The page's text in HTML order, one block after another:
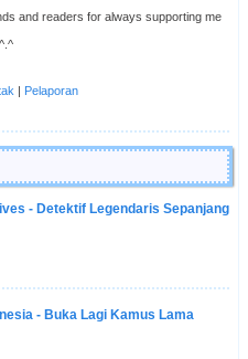
and readers for always supporting me
| Pelaporan
- Detektif Legendaris Sepanjang
- Buka Lagi Kamus Lama